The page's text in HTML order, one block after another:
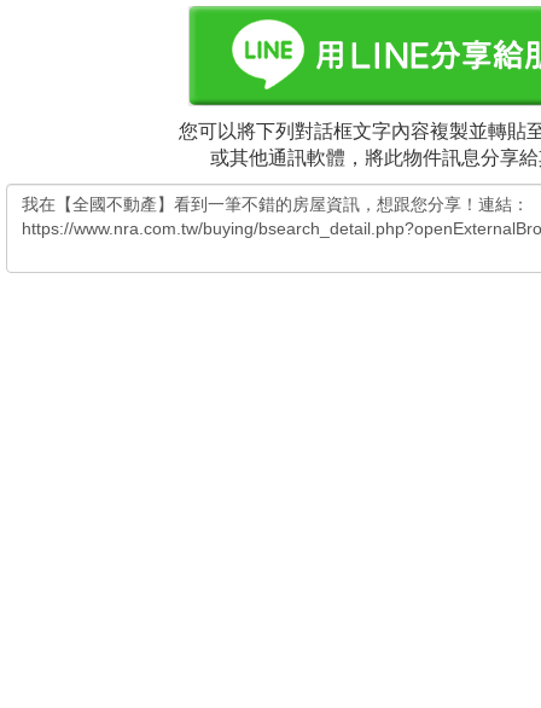
您可以將下列對話框文字內容複製並轉貼
或其他通訊軟體，將此物件訊息分享